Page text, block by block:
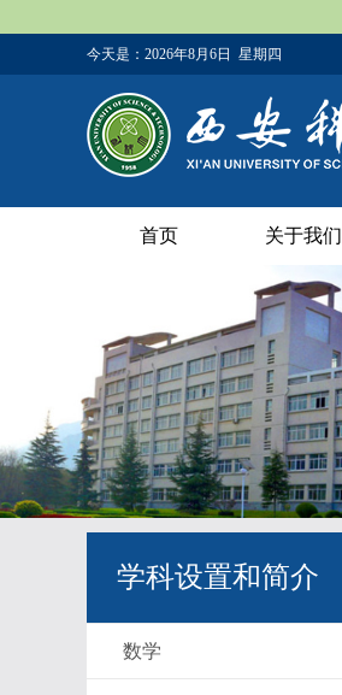
今天是： 2026年8月6日 星期四
首页 关于我们
学科设置和简介
数学